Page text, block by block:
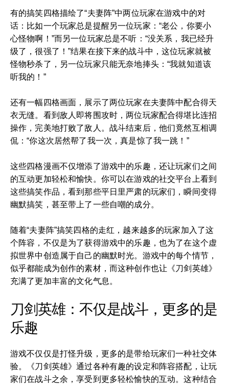
有的搞笑四格描绘了“夫妻阵”中两位玩家在游戏中的对
话：比如一个玩家总是提醒另一位玩家：“老公，你要小
心怪物啊！”而另一位玩家总是不听：“没关系，我已经升
级了，很强了！”结果在接下来的战斗中，这位玩家就被
怪物秒杀了，另一位玩家只能无奈地捧头：“我就知道该
听我的！”
还有一幅四格画面，展示了两位玩家在夫妻阵中配合得天
衣无缝。看到敌人即将围攻时，两位玩家配合得堪比连招
操作，完美地打败了敌人。战斗结束后，他们竟然互相调
侃：“你这次居然帮了我一次，真是惊了我一跳！”
这些四格漫画不仅增添了游戏中的乐趣，还让玩家们之间
的互动更加轻松和愉快。你可以在游戏的社交平台上看到
这些搞笑作品，看到那些平日里严肃的玩家们，瞬间变得
幽默搞笑，甚至带上了一些自嘲的成分。
随着“夫妻阵”搞笑四格的走红，越来越多的玩家加入了这
个阵容，不仅是为了获得游戏中的乐趣，也为了在这个虚
拟世界中创造属于自己的幽默时光。游戏中的每个情节，
似乎都能成为创作的素材，而这种创作也让《刀剑英雄》
充满了更加丰富的文化气息。
刀剑英雄：不仅是战斗，更多的是
乐趣
游戏不仅仅是打怪升级，更多的是带给玩家们一种社交体
验。《刀剑英雄》通过各种有趣的设定和阵容搭配，让玩
家们在战斗之余，享受到更多轻松愉快的互动。这种结合